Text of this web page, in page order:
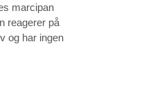
marcipan
reagerer på
og har ingen